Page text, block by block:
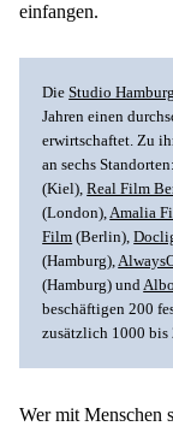
einfangen.
Die Studio
Jahren einen
erwirtschaftet. Zu
an sechs
(Kiel), Real Film
(London), Amalia
Film (Berlin),
(Hamburg),
(Hamburg) und
beschäftigen 200
zusätzlich 1000 bis
Wer mit Menschen